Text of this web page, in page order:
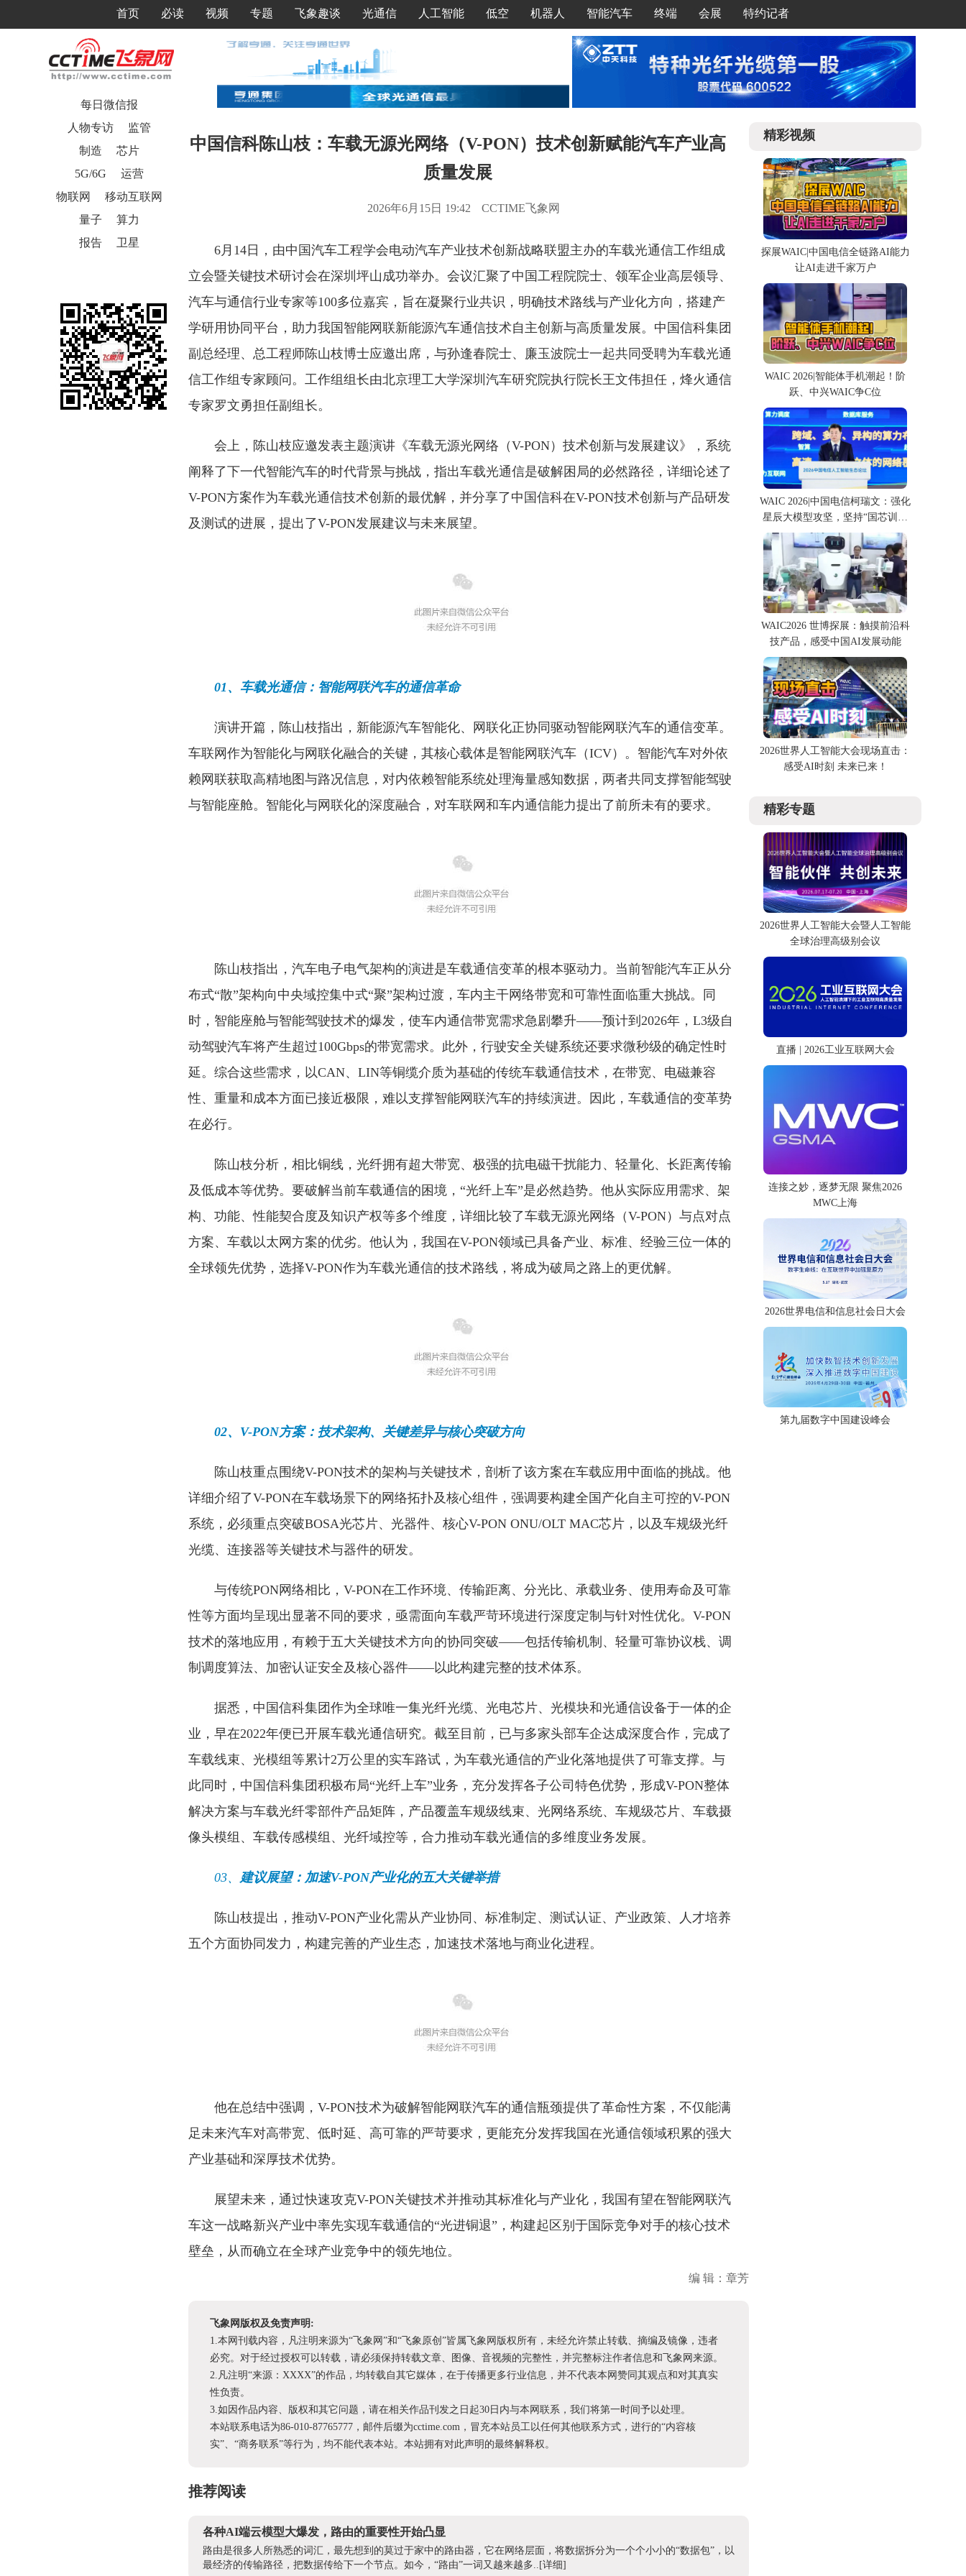
首页 必读 视频 专题 飞象趣谈 光通信 人工智能 低空 机器人 智能汽车 终端 会展 特约记者
每日微信报
人物专访
监管
制造
芯片
5G/6G
运营
物联网
移动互联网
量子
算力
报告
卫星
中国信科陈山枝：车载无源光网络（V-PON）技术创新赋能汽车产业高
质量发展
2026年6月15日 19:42 CCTIME飞象网
6月14日，由中国汽车工程学会电动汽车产业技术创新战略联盟主办的车载光通信工作组成
立会暨关键技术研讨会在深圳坪山成功举办。会议汇聚了中国工程院院士、领军企业高层领导、
汽车与通信行业专家等100多位嘉宾，旨在凝聚行业共识，明确技术路线与产业化方向，搭建产
学研用协同平台，助力我国智能网联新能源汽车通信技术自主创新与高质量发展。中国信科集团
副总经理、总工程师陈山枝博士应邀出席，与孙逢春院士、廉玉波院士一起共同受聘为车载光通
信工作组专家顾问。工作组组长由北京理工大学深圳汽车研究院执行院长王文伟担任，烽火通信
专家罗文勇担任副组长。
会上，陈山枝应邀发表主题演讲《车载无源光网络（V-PON）技术创新与发展建议》，系统
阐释了下一代智能汽车的时代背景与挑战，指出车载光通信是破解困局的必然路径，详细论述了
V-PON方案作为车载光通信技术创新的最优解，并分享了中国信科在V-PON技术创新与产品研发
及测试的进展，提出了V-PON发展建议与未来展望。
01、车载光通信： 智能网联汽车的通信革命
演讲开篇，陈山枝指出，新能源汽车智能化、网联化正协同驱动智能网联汽车的通信变革。
车联网作为智能化与网联化融合的关键，其核心载体是智能网联汽车（ICV）。智能汽车对外依
赖网联获取高精地图与路况信息，对内依赖智能系统处理海量感知数据，两者共同支撑智能驾驶
与智能座舱。智能化与网联化的深度融合，对车联网和车内通信能力提出了前所未有的要求。
陈山枝指出，汽车电子电气架构的演进是车载通信变革的根本驱动力。当前智能汽车正从分
布式“散”架构向中央域控集中式“聚”架构过渡，车内主干网络带宽和可靠性面临重大挑战。同
时，智能座舱与智能驾驶技术的爆发，使车内通信带宽需求急剧攀升——预计到2026年，L3级自
动驾驶汽车将产生超过100Gbps的带宽需求。此外，行驶安全关键系统还要求微秒级的确定性时
延。综合这些需求，以CAN、LIN等铜缆介质为基础的传统车载通信技术，在带宽、电磁兼容
性、重量和成本方面已接近极限，难以支撑智能网联汽车的持续演进。因此，车载通信的变革势
在必行。
陈山枝分析，相比铜线，光纤拥有超大带宽、极强的抗电磁干扰能力、轻量化、长距离传输
及低成本等优势。要破解当前车载通信的困境，“光纤上车”是必然趋势。他从实际应用需求、架
构、功能、性能契合度及知识产权等多个维度，详细比较了车载无源光网络（V-PON）与点对点
方案、车载以太网方案的优劣。他认为，我国在V-PON领域已具备产业、标准、经验三位一体的
全球领先优势，选择V-PON作为车载光通信的技术路线，将成为破局之路上的更优解。
02、V-PON方案：技术架构、 关键差异与核心突破方向
陈山枝重点围绕V-PON技术的架构与关键技术，剖析了该方案在车载应用中面临的挑战。他
详细介绍了V-PON在车载场景下的网络拓扑及核心组件，强调要构建全国产化自主可控的V-PON
系统，必须重点突破BOSA光芯片、光器件、核心V-PON ONU/OLT MAC芯片，以及车规级光纤
光缆、连接器等关键技术与器件的研发。
与传统PON网络相比，V-PON在工作环境、传输距离、分光比、承载业务、使用寿命及可靠
性等方面均呈现出显著不同的要求，亟需面向车载严苛环境进行深度定制与针对性优化。V-PON
技术的落地应用，有赖于五大关键技术方向的协同突破——包括传输机制、轻量可靠协议栈、调
制调度算法、加密认证安全及核心器件——以此构建完整的技术体系。
据悉，中国信科集团作为全球唯一集光纤光缆、光电芯片、光模块和光通信设备于一体的企
业，早在2022年便已开展车载光通信研究。截至目前，已与多家头部车企达成深度合作，完成了
车载线束、光模组等累计2万公里的实车路试，为车载光通信的产业化落地提供了可靠支撑。与
此同时，中国信科集团积极布局“光纤上车”业务，充分发挥各子公司特色优势，形成V-PON整体
解决方案与车载光纤零部件产品矩阵，产品覆盖车规级线束、光网络系统、车规级芯片、车载摄
像头模组、车载传感模组、光纤域控等，合力推动车载光通信的多维度业务发展。
03、 建议展望：加速V-PON产业化的五大关键举措
陈山枝提出，推动V-PON产业化需从产业协同、标准制定、测试认证、产业政策、人才培养
五个方面协同发力，构建完善的产业生态，加速技术落地与商业化进程。
他在总结中强调，V-PON技术为破解智能网联汽车的通信瓶颈提供了革命性方案，不仅能满
足未来汽车对高带宽、低时延、高可靠的严苛要求，更能充分发挥我国在光通信领域积累的强大
产业基础和深厚技术优势。
展望未来，通过快速攻克V-PON关键技术并推动其标准化与产业化，我国有望在智能网联汽
车这一战略新兴产业中率先实现车载通信的“光进铜退”，构建起区别于国际竞争对手的核心技术
壁垒，从而确立在全球产业竞争中的领先地位。
编 辑：章芳
飞象网版权及免责声明:
1.本网刊载内容，凡注明来源为“飞象网”和“飞象原创”皆属飞象网版权所有，未经允许禁止转载、摘编及镜像，违者
必究。对于经过授权可以转载，请必须保持转载文章、图像、音视频的完整性，并完整标注作者信息和飞象网来源。
2.凡注明“来源：XXXX”的作品，均转载自其它媒体，在于传播更多行业信息，并不代表本网赞同其观点和对其真实
性负责。
3.如因作品内容、版权和其它问题，请在相关作品刊发之日起30日内与本网联系，我们将第一时间予以处理。
本站联系电话为86-010-87765777，邮件后缀为cctime.com，冒充本站员工以任何其他联系方式，进行的“内容核
实”、“商务联系”等行为，均不能代表本站。本站拥有对此声明的最终解释权。
推荐阅读
各种AI端云模型大爆发，路由的重要性开始凸显
路由是很多人所熟悉的词汇，最先想到的莫过于家中的路由器，它在网络层面，将数据拆分为一个个小小的“数据包”，以
最经济的传输路径，把数据传给下一个节点。如今，“路由”一词又越来越多.. [详细]
精彩视频
探展WAIC|中国电信全链路AI能力
让AI走进千家万户
WAIC 2026|智能体手机潮起！阶
跃、中兴WAIC争C位
WAIC 2026|中国电信柯瑞文：强化
星辰大模型攻坚，坚持“国芯训国
模”
WAIC2026 世博探展：触摸前沿科
技产品，感受中国AI发展动能
2026世界人工智能大会现场直击：
感受AI时刻 未来已来！
精彩专题
2026世界人工智能大会暨人工智能
全球治理高级别会议
直播 | 2026工业互联网大会
连接之妙，逐梦无限 聚焦2026
MWC上海
2026世界电信和信息社会日大会
第九届数字中国建设峰会